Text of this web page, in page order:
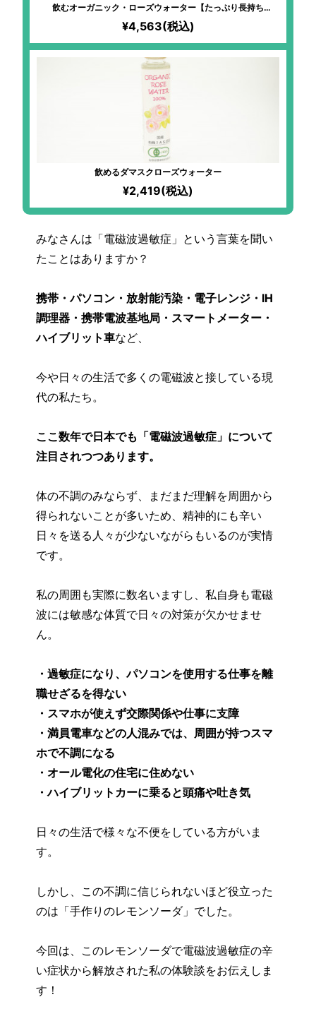
飲むオーガニック・ローズウォーター【たっぷり長持ち
500ml】
¥4,563(税込)
飲めるダマスクローズウォーター
¥2,419(税込)
みなさんは「電磁波過敏症」という言葉を聞い
たことはありますか？
携帯・パソコン・放射能汚染・電子レンジ・IH
調理器・携帯電波基地局・スマートメーター・
ハイブリット車など、
今や日々の生活で多くの電磁波と接している現
代の私たち。
ここ数年で日本でも「電磁波過敏症」について
注目されつつあります。
体の不調のみならず、まだまだ理解を周囲から
得られないことが多いため、精神的にも辛い
日々を送る人々が少ないながらもいるのが実情
です。
私の周囲も実際に数名いますし、私自身も電磁
波には敏感な体質で日々の対策が欠かせませ
ん。
・過敏症になり、パソコンを使用する仕事を離
職せざるを得ない
・スマホが使えず交際関係や仕事に支障
・満員電車などの人混みでは、周囲が持つスマ
ホで不調になる
・オール電化の住宅に住めない
・ハイブリットカーに乗ると頭痛や吐き気
日々の生活で様々な不便をしている方がいま
す。
しかし、この不調に信じられないほど役立った
のは「手作りのレモンソーダ」でした。
今回は、このレモンソーダで電磁波過敏症の辛
い症状から解放された私の体験談をお伝えしま
す！